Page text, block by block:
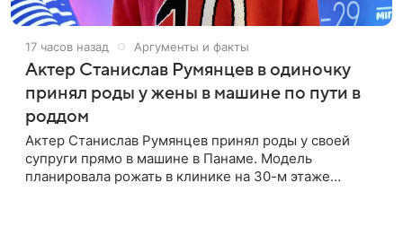
17 часов назад Аргументы и факты
Актер Станислав Румянцев в одиночку
принял роды у жены в машине по пути в
роддом
Актер Станислав Румянцев принял роды у своей
супруги прямо в машине в Панаме. Модель
планировала рожать в клинике на 30-м этаже